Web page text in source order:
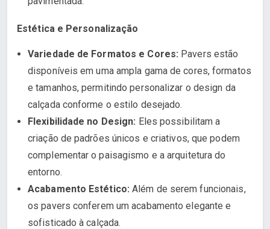
Estética e Personalização
Variedade de Formatos e Cores: Pavers estão
disponíveis em uma ampla gama de cores, formatos
e tamanhos, permitindo personalizar o design da
calçada conforme o estilo desejado.
Flexibilidade no Design: Eles possibilitam a
criação de padrões únicos e criativos, que podem
complementar o paisagismo e a arquitetura do
entorno.
Acabamento Estético: Além de serem funcionais,
os pavers conferem um acabamento elegante e
sofisticado à calçada.